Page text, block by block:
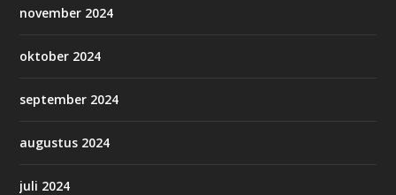
november 2024
oktober 2024
september 2024
augustus 2024
juli 2024